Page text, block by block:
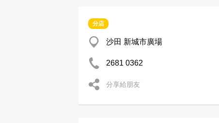
分店
沙田 新城市廣場
2681 0362
分享給朋友